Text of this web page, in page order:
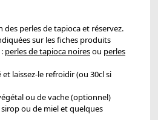
des perles de tapioca et réservez.
sur les fiches produits
perles de tapioca noiresou perles
et laissez-le refroidir (ou 30cl si
ou de vache (optionnel)
ou de miel et quelques